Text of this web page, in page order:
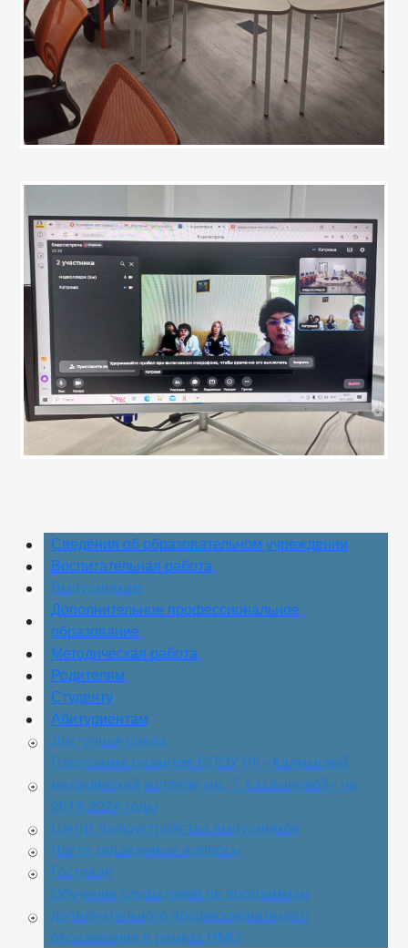
Сведения об образовательном учреждении
Воспитательная работа
Выпускникам
Дополнительное профессиональное
образование
Методическая работа
Родителям
Студенту
Абитуриентам
Доступная среда
Программа развития БПОУ РК «Калмыцкий
медицинский колледж им. Т.Хахлыновой» на
2019-2024 годы
Центр трудоустройства выпускников
Часто задаваемые вопросы
Гостевая
Обучение слушателей по программам
дополнительного профессионального
образования в рамках НМО